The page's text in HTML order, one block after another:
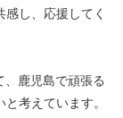
し、応援してく
鹿児島で頑張る
考えています。